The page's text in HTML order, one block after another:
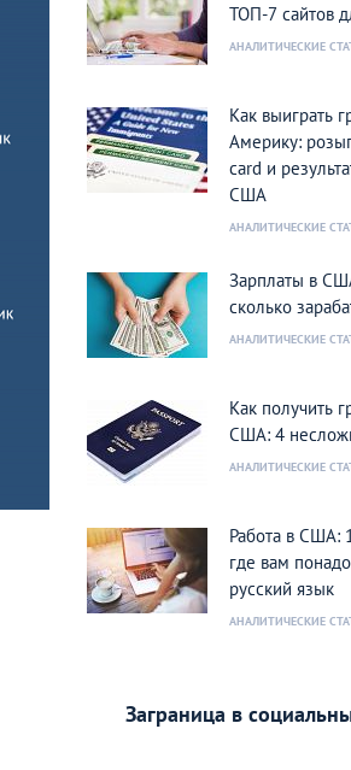
ТОП-7 сайтов
АНАЛИТИЧЕСКИЕ
Как выиграть
Америку:
card и
США
АНАЛИТИЧЕСКИЕ
Зарплаты в
сколько
АНАЛИТИЧЕСКИЕ
Как получить
США: 4
АНАЛИТИЧЕСКИЕ
Работа в США:
где вам
русский язык
АНАЛИТИЧЕСКИЕ
Заграница в